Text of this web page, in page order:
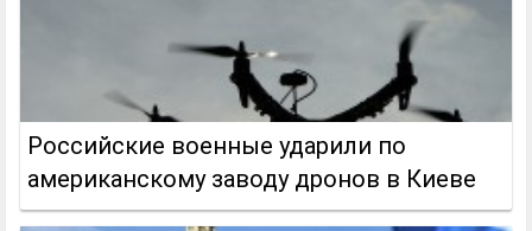
Российские военные ударили по
американскому заводу дронов в Киеве